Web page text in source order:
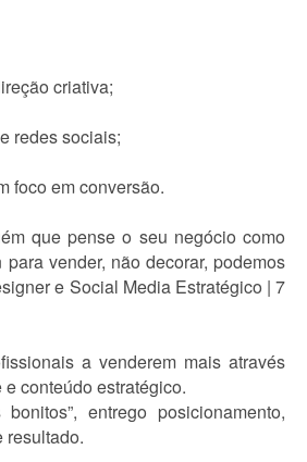
criativa;
redes sociais;
foco em conversão.
que pense o seu negócio como
vender, não decorar, podemos
e Social Media Estratégico | 7
a venderem mais através
conteúdo estratégico.
entrego posicionamento,
resultado.